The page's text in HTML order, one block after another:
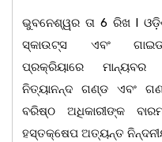
ବିଦ୍ୟାଳୟ, ସରସତିଆର
ଶ୍ରୀମତୀ
ଅବସରକାଳୀନ
ହୋଇଯାଇଅଛି । ଉକ୍ତ
ପୁରସ୍କାରପ୍ରାପ୍ତ ଶିକ୍ଷକ
ସଭାପତିତ୍ଵ କରିଥିଲେ